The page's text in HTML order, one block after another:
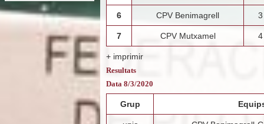
6 CPV Benimagrell 3
7 CPV Mutxamel 4
+ imprimir
Resultats
Data 8/3/2020
Grup